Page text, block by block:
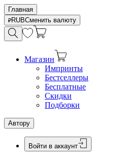
Главная
RUBСменить валюту
Магазин
Импринты
Бестселлеры
Бесплатные
Скидки
Подборки
Автору
Войти в аккаунт